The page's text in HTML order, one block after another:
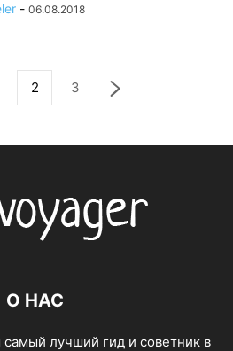
- 06.08.2018
2 3
О НАС
лучший гид и советник в